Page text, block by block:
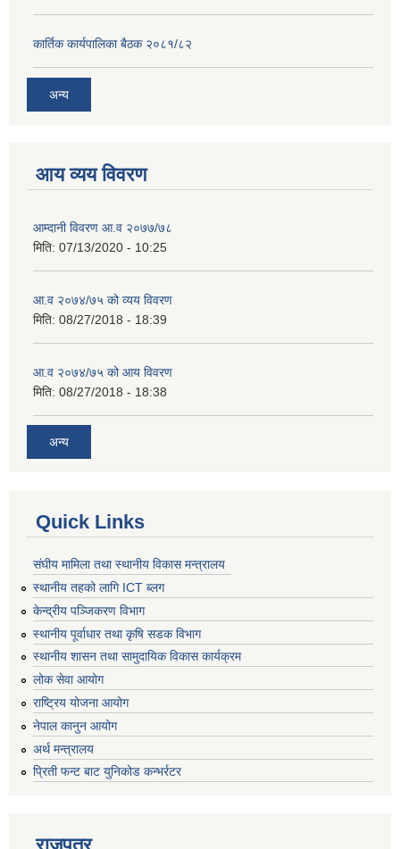
कार्तिक कार्यपालिका बैठक २०८१/८२
अन्य
आय व्यय विवरण
आम्दानी विवरण आ.व २०७७/७८
मिति: 07/13/2020 - 10:25
आ.व २०७४/७५ को व्यय विवरण
मिति: 08/27/2018 - 18:39
आ.व २०७४/७५ को आय विवरण
मिति: 08/27/2018 - 18:38
अन्य
Quick Links
संघीय मामिला तथा स्थानीय विकास मन्त्रालय
स्थानीय तहको लागि ICT ब्लग
केन्द्रीय पञ्जिकरण विभाग
स्थानीय पूर्वाधार तथा कृषि सडक विभाग
स्थानीय शासन तथा सामुदायिक विकास कार्यक्रम
लोक सेवा आयोग
राष्ट्रिय योजना आयोग
नेपाल कानुन आयोग
अर्थ मन्त्रालय
प्रिती फन्ट बाट युनिकोड कन्भर्रटर